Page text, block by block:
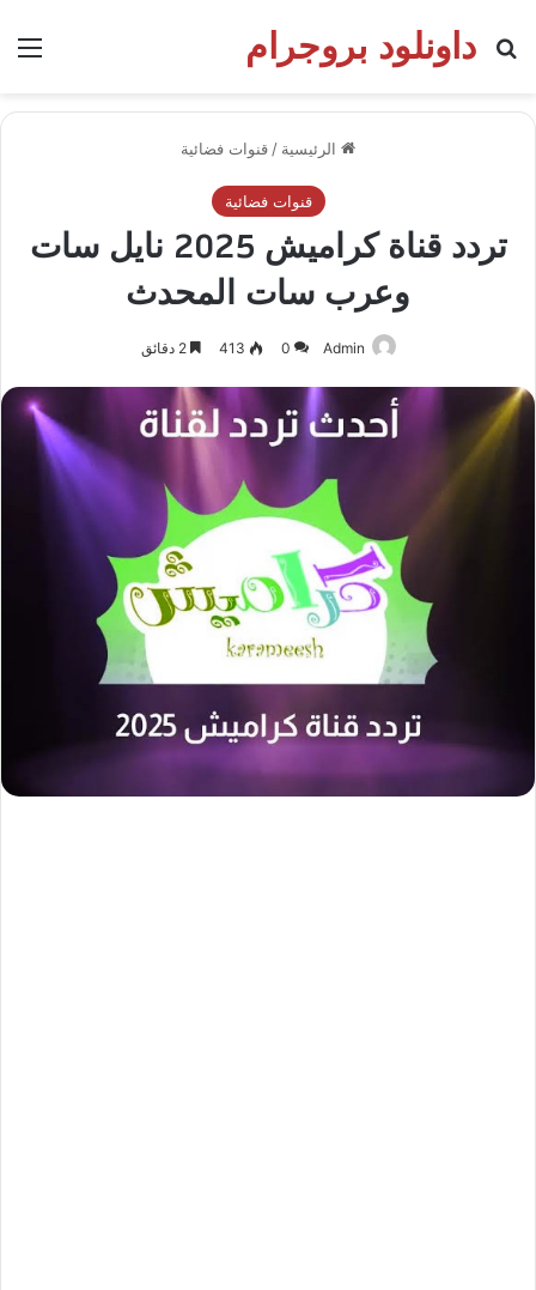
داونلود بروجرام
بحث عن
الرئيسية / قنوات فضائية
قنوات فضائية
تردد قناة كراميش 2025 نايل سات
وعرب سات المحدث
Admin
0
413 2 دقائق